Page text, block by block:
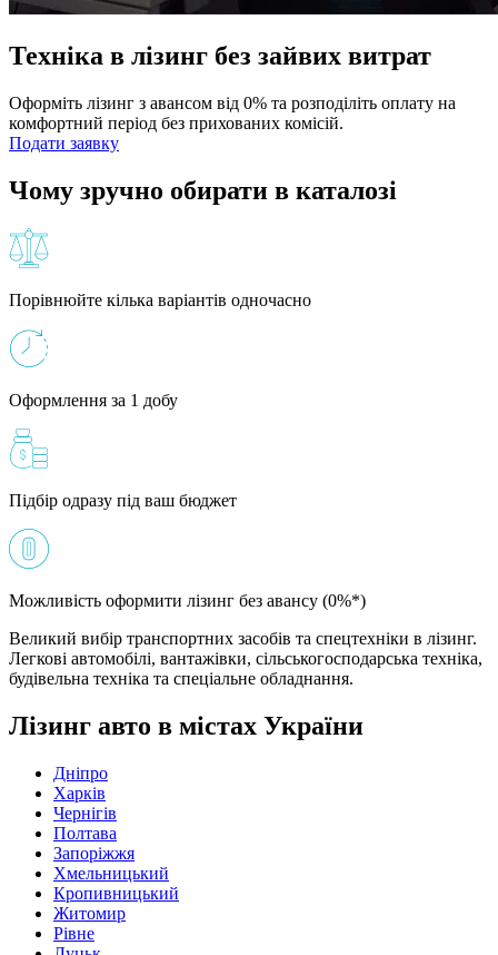
Техніка в лізинг без зайвих витрат
Оформіть лізинг з авансом від 0% та розподіліть оплату на
комфортний період без прихованих комісій.
Подати заявку
Чому зручно обирати в каталозі
Порівнюйте кілька варіантів одночасно
Оформлення за 1 добу
Підбір одразу під ваш бюджет
Можливість оформити лізинг без авансу (0%*)
Великий вибір транспортних засобів та спецтехніки в лізинг.
Легкові автомобілі, вантажівки, сільськогосподарська техніка,
будівельна техніка та спеціальне обладнання.
Лізинг авто в містах України
Дніпро
Харків
Чернігів
Полтава
Запоріжжя
Хмельницький
Кропивницький
Житомир
Рівне